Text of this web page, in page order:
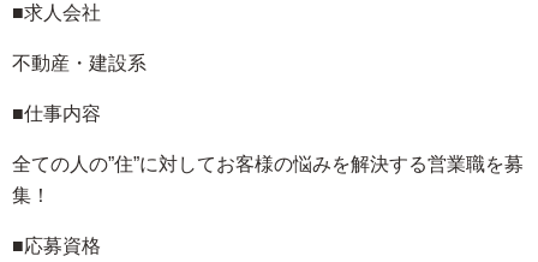
■求人会社
不動産・建設系
■仕事内容
全ての人の”住”に対してお客様の悩みを解決する営業職を募
集！
■応募資格